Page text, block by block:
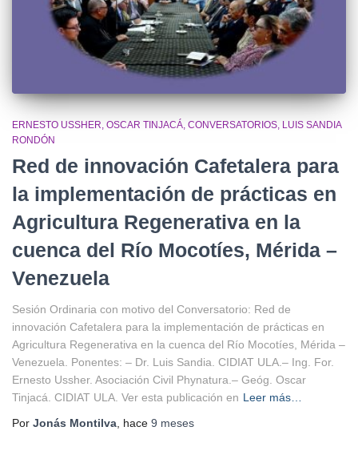
ERNESTO USSHER OSCAR TINJACÁ CONVERSATORIOS LUIS SANDIA
RONDÓN
Red de innovación Cafetalera para
la implementación de prácticas en
Agricultura Regenerativa en la
cuenca del Río Mocotíes, Mérida –
Venezuela
Sesión Ordinaria con motivo del Conversatorio: Red de
innovación Cafetalera para la implementación de prácticas en
Agricultura Regenerativa en la cuenca del Río Mocotíes, Mérida –
Venezuela. Ponentes: – Dr. Luis Sandia. CIDIAT ULA.– Ing. For.
Ernesto Ussher. Asociación Civil Phynatura.– Geóg. Oscar
Tinjacá. CIDIAT ULA. Ver esta publicación en Leer más…
Por Jonás Montilva , hace 9 meses